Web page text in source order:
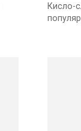
Кисло-